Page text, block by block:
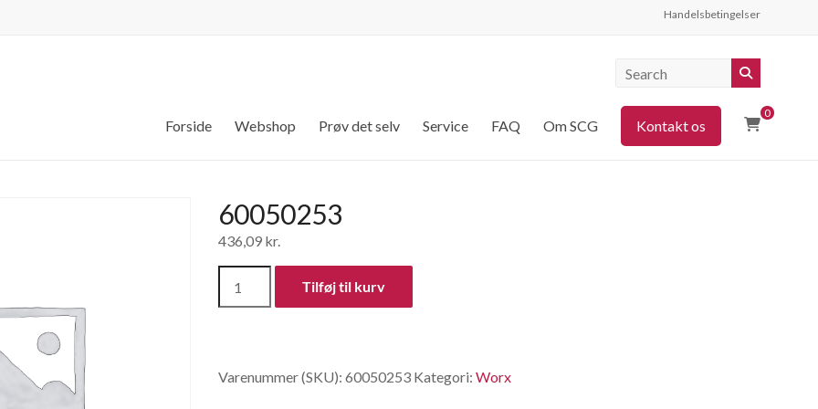
Handelsbetingelser
0
Forside Webshop Prøv det selv Service FAQ Om SCG Kontakt os
60050253
436,09 kr.
Tilføj til kurv
Varenummer (SKU): 60050253 Kategori: Worx